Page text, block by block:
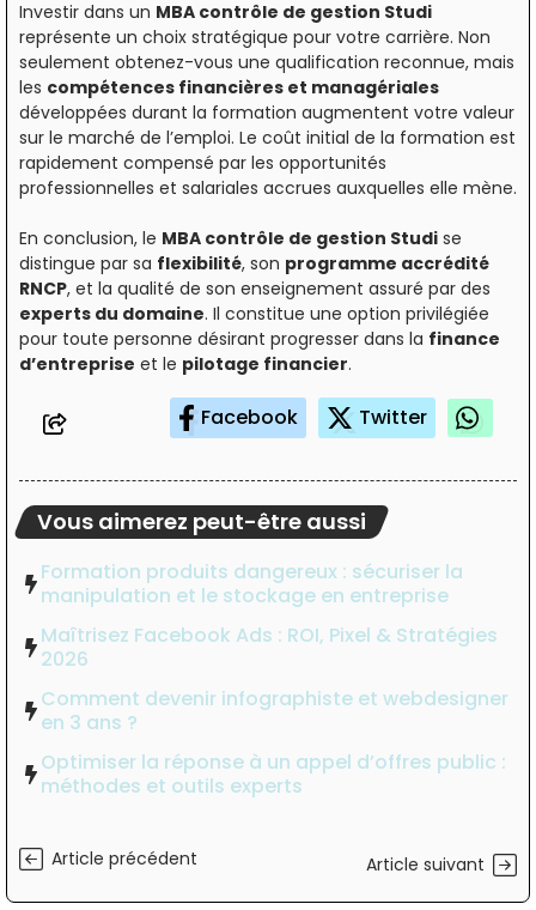
Investir dans un MBA contrôle de gestion Studi
représente un choix stratégique pour votre carrière. Non
seulement obtenez-vous une qualification reconnue, mais
les compétences financières et managériales
développées durant la formation augmentent votre valeur
sur le marché de l’emploi. Le coût initial de la formation est
rapidement compensé par les opportunités
professionnelles et salariales accrues auxquelles elle mène.
En conclusion, le MBA contrôle de gestion Studi se
distingue par sa flexibilité, son programme accrédité
RNCP, et la qualité de son enseignement assuré par des
experts du domaine. Il constitue une option privilégiée
pour toute personne désirant progresser dans la finance
d’entreprise et le pilotage financier.
Facebook Twitter
Vous aimerez peut-être aussi
Formation produits dangereux : sécuriser la
manipulation et le stockage en entreprise
Maîtrisez Facebook Ads : ROI, Pixel & Stratégies
2026
Comment devenir infographiste et webdesigner
en 3 ans ?
Optimiser la réponse à un appel d’offres public :
méthodes et outils experts
Article précédent Article suivant